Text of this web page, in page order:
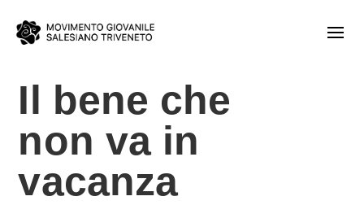
Il bene che
non va in
vacanza